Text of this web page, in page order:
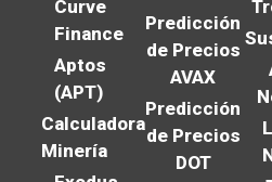
Curve
Finance
Aptos
(APT)
Calculadora
Minería
Predicción
de Precios
AVAX
Predicción
de Precios
DOT